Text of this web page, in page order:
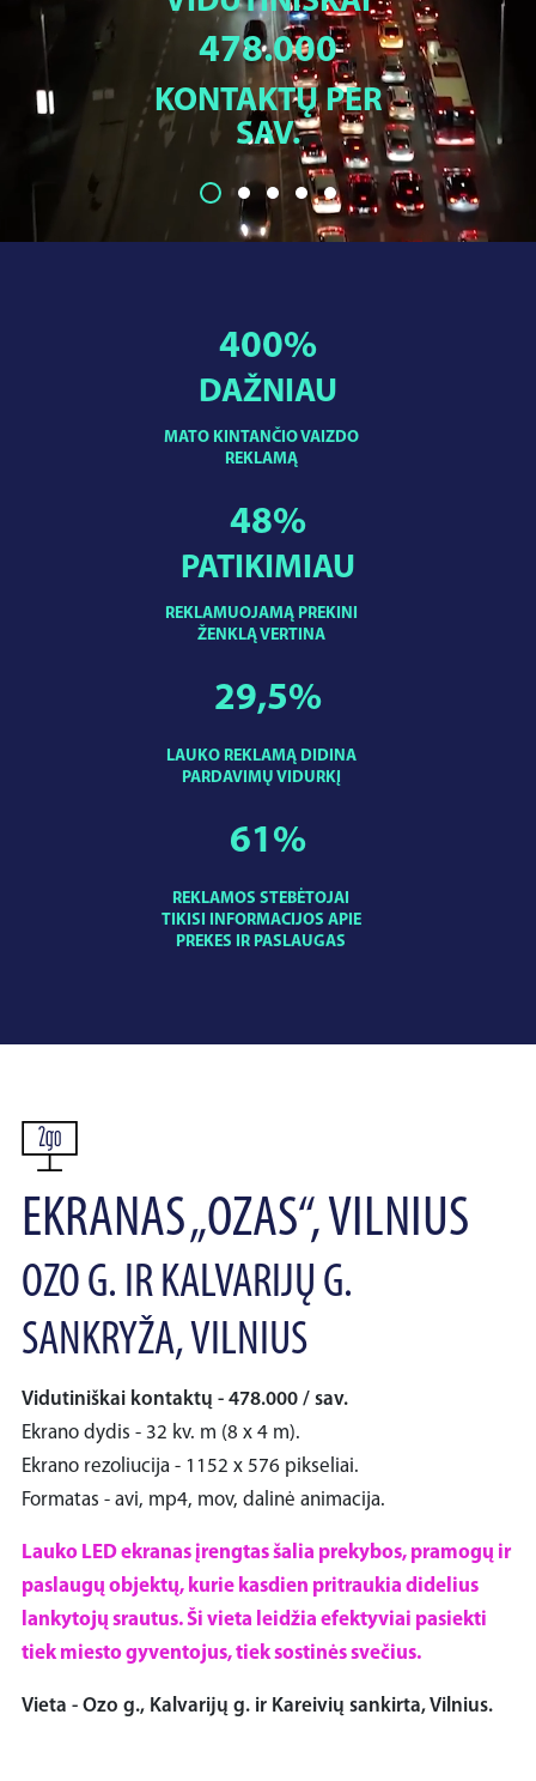
478.000
KONTAKTŲ PER
SAV.
MATO KINTANČIO VAIZDO
REKLAMĄ
400%
DAŽNIAU
REKLAMUOJAMĄ PREKINI
ŽENKLĄ VERTINA
48%
PATIKIMIAU
LAUKO REKLAMĄ DIDINA
PARDAVIMŲ VIDURKĮ
29,5%
REKLAMOS STEBĖTOJAI
TIKISI INFORMACIJOS APIE
PREKES IR PASLAUGAS
61%
EKRANAS „OZAS“, VILNIUS
OZO G. IR KALVARIJŲ G.
SANKRYŽA, VILNIUS
Vidutiniškai kontaktų - 478.000 / sav.
Ekrano dydis - 32 kv. m (8 x 4 m).
Ekrano rezoliucija - 1152 x 576 pikseliai.
Formatas - avi, mp4, mov, dalinė animacija.
Lauko LED ekranas įrengtas šalia prekybos, pramogų ir
paslaugų objektų, kurie kasdien pritraukia didelius
lankytojų srautus. Ši vieta leidžia efektyviai pasiekti
tiek miesto gyventojus, tiek sostinės svečius.
Vieta - Ozo g., Kalvarijų g. ir Kareivių sankirta, Vilnius.